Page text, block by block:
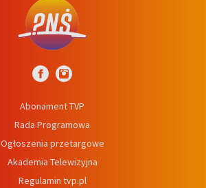
Abonament TVP
Rada Programowa
Ogłoszenia przetargowe
Akademia Telewizyjna
Regulamin tvp.pl